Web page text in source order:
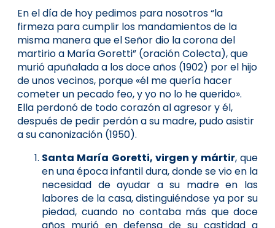
En el día de hoy pedimos para nosotros “la
firmeza para cumplir los mandamientos de la
misma manera que el Señor dio la corona del
martirio a María Goretti” (oración Colecta), que
murió apuñalada a los doce años (1902) por el hijo
de unos vecinos, porque «él me quería hacer
cometer un pecado feo, y yo no lo he querido».
Ella perdonó de todo corazón al agresor y él,
después de pedir perdón a su madre, pudo asistir
a su canonización (1950).
Santa María Goretti, virgen y mártir, que
en una época infantil dura, donde se vio en la
necesidad de ayudar a su madre en las
labores de la casa, distinguiéndose ya por su
piedad, cuando no contaba más que doce
años murió en defensa de su castidad a